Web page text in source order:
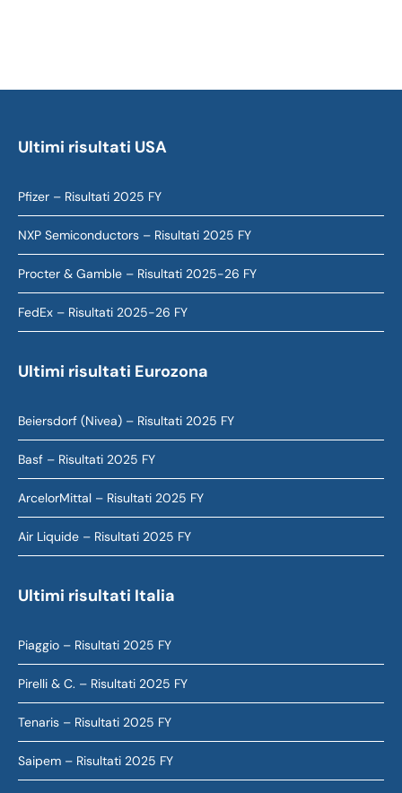
Ultimi risultati USA
Pfizer – Risultati 2025 FY
NXP Semiconductors – Risultati 2025 FY
Procter & Gamble – Risultati 2025-26 FY
FedEx – Risultati 2025-26 FY
Ultimi risultati Eurozona
Beiersdorf (Nivea) – Risultati 2025 FY
Basf – Risultati 2025 FY
ArcelorMittal – Risultati 2025 FY
Air Liquide – Risultati 2025 FY
Ultimi risultati Italia
Piaggio – Risultati 2025 FY
Pirelli & C. – Risultati 2025 FY
Tenaris – Risultati 2025 FY
Saipem – Risultati 2025 FY